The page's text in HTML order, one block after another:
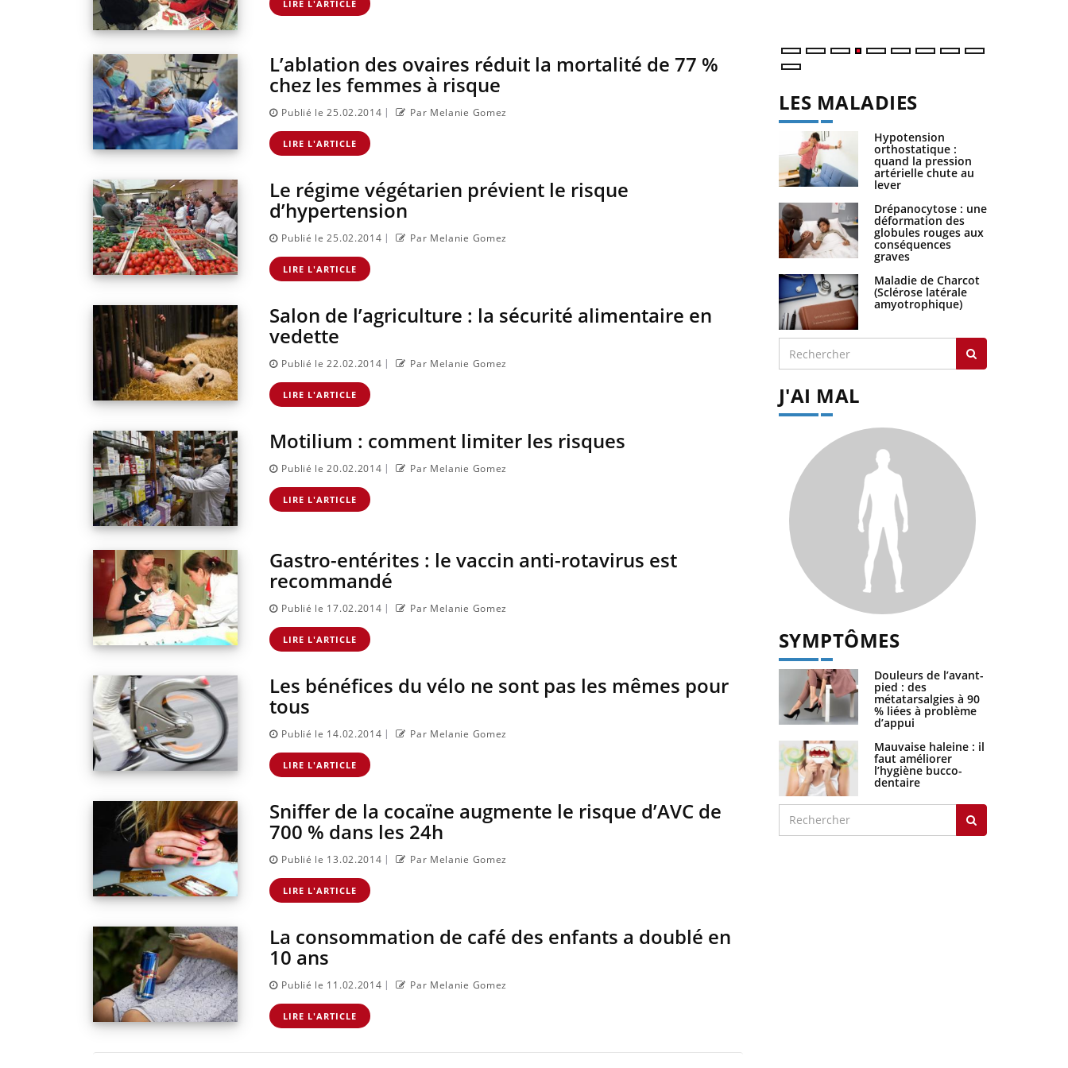
LIRE L'ARTICLE
L’ablation des ovaires réduit la mortalité de 77 %
chez les femmes à risque
Publié le 25.02.2014 | Par Melanie Gomez
LIRE L'ARTICLE
Le régime végétarien prévient le risque
d’hypertension
Publié le 25.02.2014 | Par Melanie Gomez
LIRE L'ARTICLE
Salon de l’agriculture : la sécurité alimentaire en
vedette
Publié le 22.02.2014 | Par Melanie Gomez
LIRE L'ARTICLE
Motilium : comment limiter les risques
Publié le 20.02.2014 | Par Melanie Gomez
LIRE L'ARTICLE
Gastro-entérites : le vaccin anti-rotavirus est
recommandé
Publié le 17.02.2014 | Par Melanie Gomez
LIRE L'ARTICLE
Les bénéfices du vélo ne sont pas les mêmes pour
tous
Publié le 14.02.2014 | Par Melanie Gomez
LIRE L'ARTICLE
Sniffer de la cocaïne augmente le risque d’AVC de
700 % dans les 24h
Publié le 13.02.2014 | Par Melanie Gomez
LIRE L'ARTICLE
La consommation de café des enfants a doublé en
10 ans
Publié le 11.02.2014 | Par Melanie Gomez
LIRE L'ARTICLE
LES MALADIES
Hypotension
orthostatique :
quand la pression
artérielle chute au
lever
Drépanocytose : une
déformation des
globules rouges aux
conséquences
graves
Maladie de Charcot
(Sclérose latérale
amyotrophique)
J'AI MAL
SYMPTÔMES
Douleurs de l’avant-
pied : des
métatarsalgies à 90
% liées à problème
d’appui
Mauvaise haleine : il
faut améliorer
l’hygiène bucco-
dentaire